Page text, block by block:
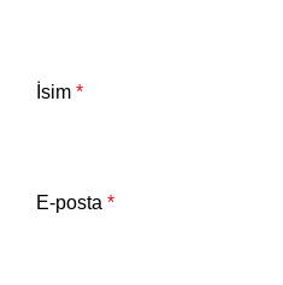
İsim *
E-posta *